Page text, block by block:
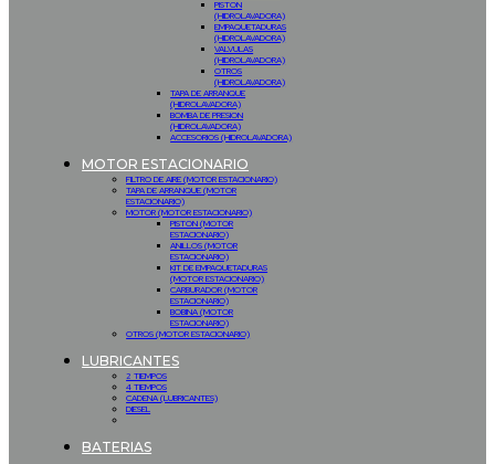
PISTON
(HIDROLAVADORA)
EMPAQUETADURAS
(HIDROLAVADORA)
VALVULAS
(HIDROLAVADORA)
OTROS
(HIDROLAVADORA)
TAPA DE ARRANQUE
(HIDROLAVADORA)
BOMBA DE PRESION
(HIDROLAVADORA)
ACCESORIOS (HIDROLAVADORA)
MOTOR ESTACIONARIO
FILTRO DE AIRE (MOTOR ESTACIONARIO)
TAPA DE ARRANQUE (MOTOR
ESTACIONARIO)
MOTOR (MOTOR ESTACIONARIO)
PISTON (MOTOR
ESTACIONARIO)
ANILLOS (MOTOR
ESTACIONARIO)
KIT DE EMPAQUETADURAS
(MOTOR ESTACIONARIO)
CARBURADOR (MOTOR
ESTACIONARIO)
BOBINA (MOTOR
ESTACIONARIO)
OTROS (MOTOR ESTACIONARIO)
LUBRICANTES
2 TIEMPOS
4 TIEMPOS
CADENA (LUBRICANTES)
DIESEL
BATERIAS